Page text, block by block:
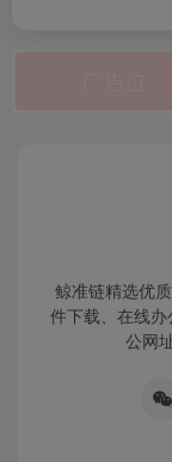
鲸准链精选优
件下载、在线
公网